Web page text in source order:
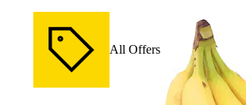
All Offers